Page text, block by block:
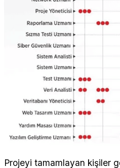
Projeyi tamamlayan kişiler